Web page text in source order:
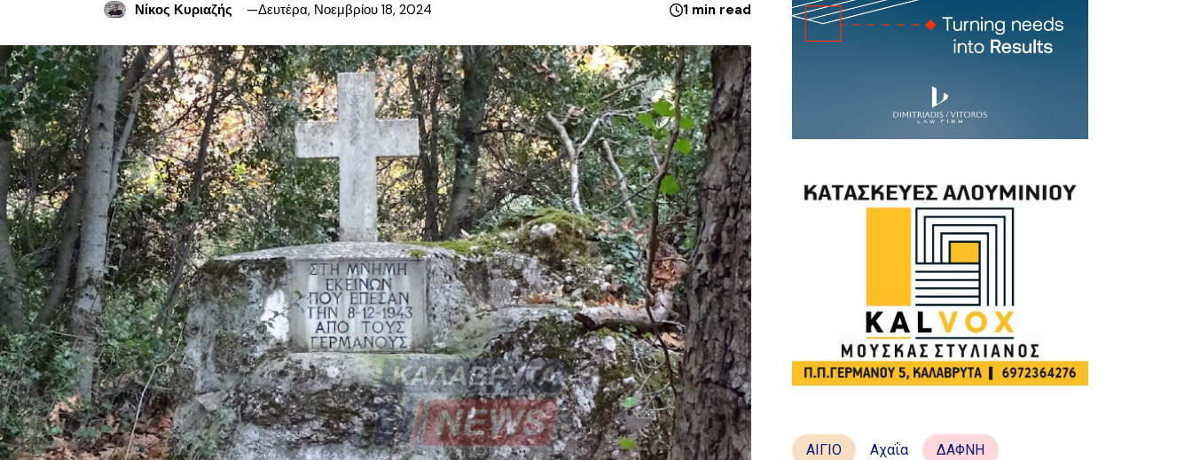
Νίκος Κυριαζής
Δευτέρα, Νοεμβρίου 18, 2024 1 min read
ΑΙΓΙΟ Αχαΐα
ΔΑΦΝΗ